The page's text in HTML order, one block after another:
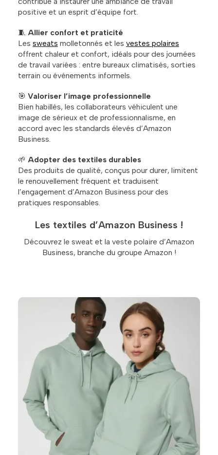
positive et un esprit d’équipe fort.
🧵 Allier confort et praticité
Les sweats molletonnés et les vestes polaires
offrent chaleur et confort, idéals pour des journées
de travail variées : entre bureaux climatisés, sorties
terrain ou événements informels.
🎯 Valoriser l’image professionnelle
Bien habillés, les collaborateurs véhiculent une
image de sérieux et de professionnalisme, en
accord avec les standards élevés d’Amazon
Business.
🌱 Adopter des textiles durables
Des produits de qualité, conçus pour durer, limitent
le renouvellement fréquent et traduisent
l’engagement d’Amazon Business pour des
pratiques responsables.
Les textiles d’Amazon Business !
Découvrez le sweat et la veste polaire d’Amazon
Business, branche du groupe Amazon !